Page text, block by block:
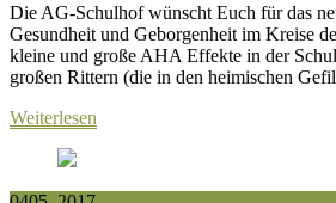
Die AG-Schulhof wünscht Euch für das
Gesundheit und Geborgenheit im Kreise
kleine und große AHA Effekte in der
großen Rittern (die in den heimischen
Weiterlesen